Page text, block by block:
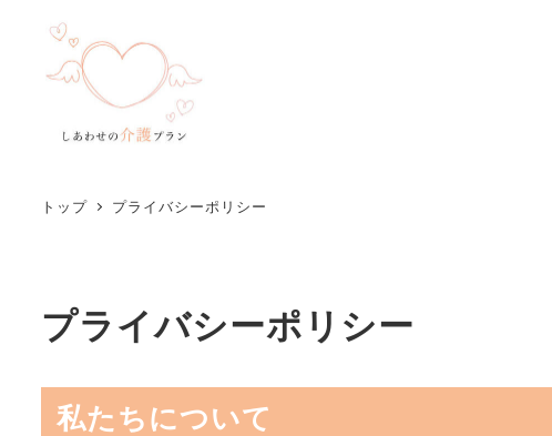
トップ プライバシーポリシー
プライバシーポリシー
私たちについて